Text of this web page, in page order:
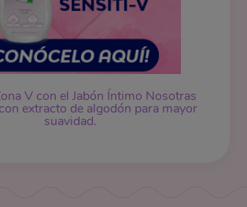
V con el Jabón Íntimo Nosotras
extracto de algodón para mayor
suavidad.